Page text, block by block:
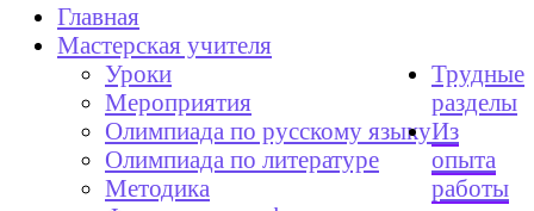
Главная
Мастерская учителя
Уроки
Мероприятия
Олимпиада по русскому языку
Олимпиада по литературе
Методика
Трудные
разделы
Из
опыта
работы